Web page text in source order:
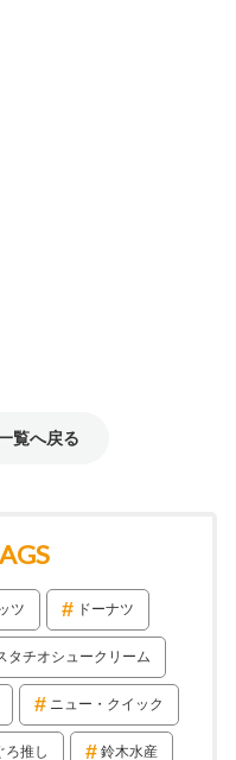
覧へ戻る
ツ ドーナツ
タチオシュークリーム
ニュー・クイック
ろ推し 鈴木水産